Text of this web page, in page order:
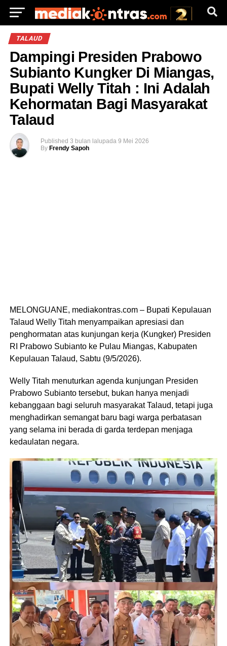
TALAUD
Dampingi Presiden Prabowo
Subianto Kungker Di Miangas,
Bupati Welly Titah : Ini Adalah
Kehormatan Bagi Masyarakat
Talaud
Published 3 bulan lalupada 9 Mei 2026
By Frendy Sapoh
MELONGUANE, mediakontras.com – Bupati Kepulauan
Talaud Welly Titah menyampaikan apresiasi dan
penghormatan atas kunjungan kerja (Kungker) Presiden
RI Prabowo Subianto ke Pulau Miangas, Kabupaten
Kepulauan Talaud, Sabtu (9/5/2026).
Welly Titah menuturkan agenda kunjungan Presiden
Prabowo Subianto tersebut, bukan hanya menjadi
kebanggaan bagi seluruh masyarakat Talaud, tetapi juga
menghadirkan semangat baru bagi warga perbatasan
yang selama ini berada di garda terdepan menjaga
kedaulatan negara.